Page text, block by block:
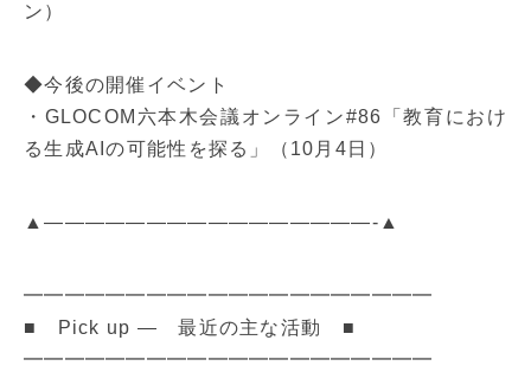
ン）
◆今後の開催イベント
・GLOCOM六本木会議オンライン#86「教育におけ
る生成AIの可能性を探る」（10月4日）
▲————————————————-▲
━━━━━━━━━━━━━━━━━━━━
■ Pick up ― 最近の主な活動 ■
━━━━━━━━━━━━━━━━━━━━